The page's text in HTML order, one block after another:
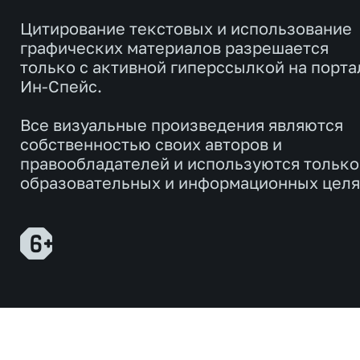
Цитирование текстовых и использование
графических материалов разрешается
только с активной гиперссылкой на
Ин-Спейс.
Все визуальные произведения являются
собственностью своих авторов и
правообладателей и используются
образовательных и информационных